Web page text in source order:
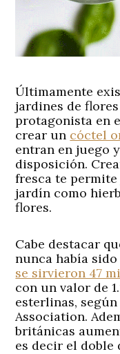
Últimamente
jardines de
protagonista en
crear un cóctel
entran en juego
disposición.
fresca te
jardín como
flores.
Cabe destacar
nunca había
se sirvieron 47
con un valor de
esterlinas,
Association.
británicas
es decir el doble